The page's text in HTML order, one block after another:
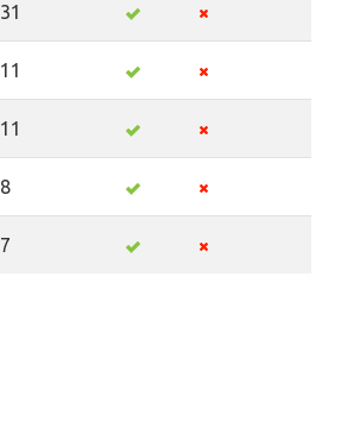
31
11
11
8
7